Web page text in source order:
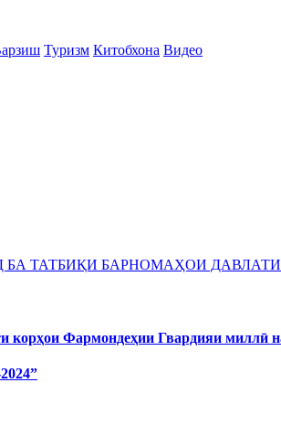
Туризм Китобхона Видео
ТАТБИҚИ БАРНОМАҲОИ
корҳои Фармондеҳии Гвардияи миллӣ